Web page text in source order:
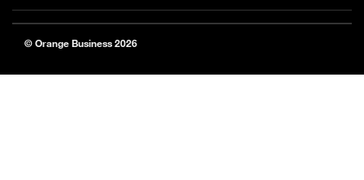
© Orange Business 2026